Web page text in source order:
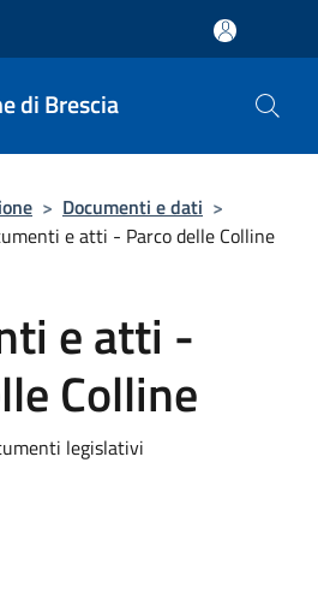
di Brescia
> Documenti e dati >
e atti - Parco delle Colline
e atti -
Colline
legislativi